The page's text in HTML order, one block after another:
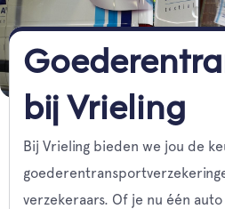
bij Vrieling
Bij Vrieling bieden we jou de
verzekeraars. Of je nu één